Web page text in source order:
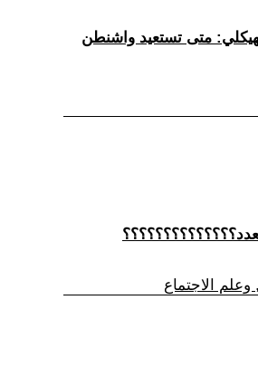
متى تستعيد واشنطن
الاجتماع